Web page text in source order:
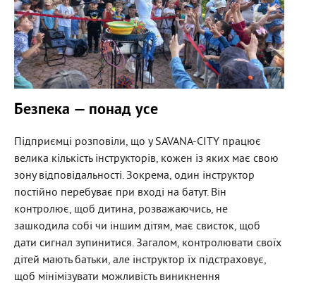
Безпека — понад усе
Підприємці розповіли, що у SAVANA-CITY працює
велика кількість інструкторів, кожен із яких має свою
зону відповідальності. Зокрема, один інструктор
постійно перебуває при вході на батут. Він
контролює, щоб дитина, розважаючись, не
зашкодила собі чи іншим дітям, має свисток, щоб
дати сигнал зупинитися. Загалом, контролювати своїх
дітей мають батьки, але інструктор їх підстраховує,
щоб мінімізувати можливість виникнення